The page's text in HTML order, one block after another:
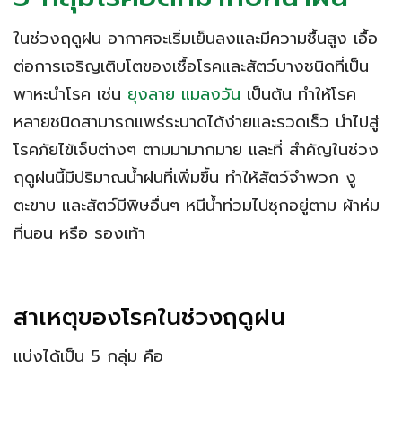
ในช่วงฤดูฝน อากาศจะเริ่มเย็นลงและมีความชื้นสูง เอื้อ
ต่อการเจริญเติบโตของเชื้อโรคและสัตว์บางชนิดที่เป็น
พาหะนำโรค เช่น ยุงลาย แมลงวัน เป็นต้น ทำให้โรค
หลายชนิดสามารถแพร่ระบาดได้ง่ายและรวดเร็ว นำไปสู่
โรคภัยไข้เจ็บต่างๆ ตามมามากมาย และที่ สำคัญในช่วง
ฤดูฝนนี้มีปริมาณน้ำฝนที่เพิ่มขึ้น ทำให้สัตว์จำพวก งู
ตะขาบ และสัตว์มีพิษอื่นๆ หนีน้ำท่วมไปซุกอยู่ตาม ผ้าห่ม
ที่นอน หรือ รองเท้า
สาเหตุของโรคในช่วงฤดูฝน
แบ่งได้เป็น 5 กลุ่ม คือ